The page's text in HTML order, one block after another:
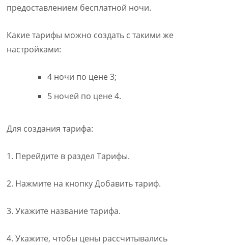
предоставлением бесплатной ночи.
Какие тарифы можно создать с такими же
настройками:
4 ночи по цене 3;
5 ночей по цене 4.
Для создания тарифа:
1. Перейдите в раздел Тарифы.
2. Нажмите на кнопку Добавить тариф.
3. Укажите название тарифа.
4. Укажите, чтобы цены рассчитывались